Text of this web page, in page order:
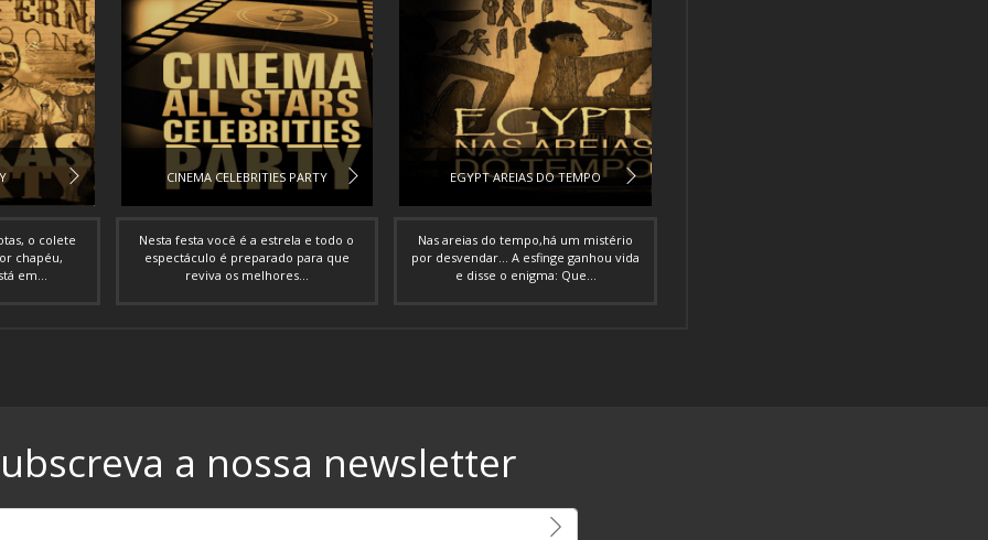
o colete
chapéu,
em...
CINEMA CELEBRITIES PARTY
Nesta festa você é a estrela e todo o
espectáculo é preparado para que
reviva os melhores...
EGYPT AREIAS DO TEMPO
Nas areias do tempo,há um mistério
por desvendar... A esfinge ganhou vida
e disse o enigma: Que...
a nossa newsletter